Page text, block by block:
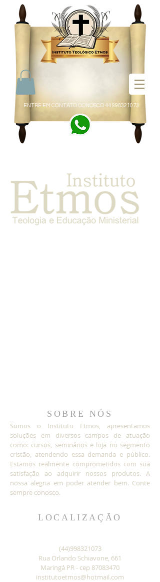
ENTRE EM CONTATO CONOSCO44 998321073
SOBRE NÓS
Somos o Instituto Etmos, apresentamos
soluções em diversos campos de atuação
como: cursos, seminários e loja no segmento
cristão, atendendo essa demanda e público.
Estamos realmente comprometidos com sua
satisfação ao adquirir nossos produtos. A
nossa alegria em poder atender bem. Conte
sempre conosco.
LOCALIZAÇÃO
(44)998321073
Rua Orlando Schiavone, 661
Maringá PR - cep 87083470
institutoetmos@hotmail.com